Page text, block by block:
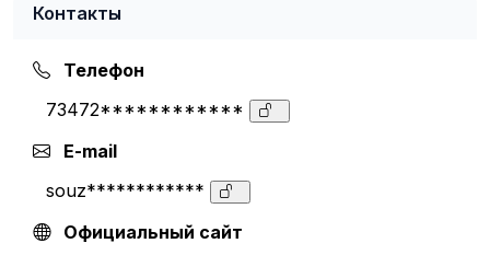
Контакты
Телефон
73472************
E-mail
souz************
Официальный сайт